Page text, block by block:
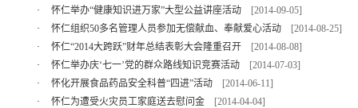
·
怀仁举办“健康知识进万家”大型公益讲座活动
[2014-09-05]
·
怀仁组织50多名管理人员参加无偿献血、奉献爱心活动
[2014-08-25]
·
怀仁“2014大跨跃”财年总结表彰大会隆重召开
[2014-08-08]
·
怀仁举办庆‘七一’党的群众路线知识竞赛活动
[2014-07-03]
·
怀化开展食品药品安全科普“四进”活动
[2014-06-11]
·
怀仁为遭受火灾员工家庭送去慰问金
[2014-04-04]